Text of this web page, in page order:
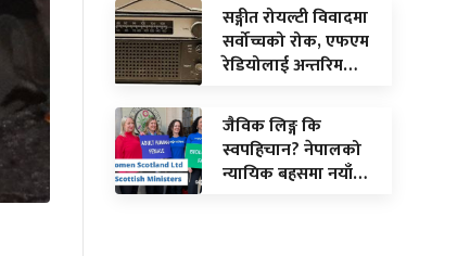
सङ्गीत रोयल्टी विवादमा
सर्वोच्चको रोक, एफएम
रेडियोलाई अन्तरिम…
जैविक लिङ्ग कि
स्वपहिचान? नेपालको
न्यायिक बहसमा नयाँ…